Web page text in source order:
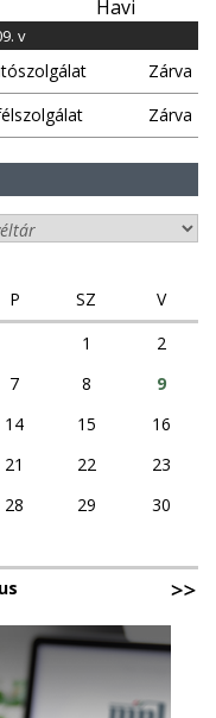
Havi
v
Zárva
Zárva
P SZ
V
1
2
7 8
9
14 15
16
21 22
23
28 29
30